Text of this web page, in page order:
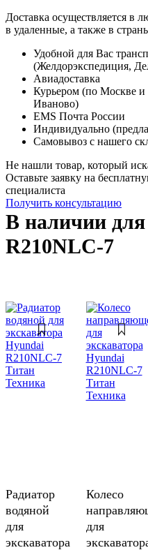
Доставка осуществляется в
в удаленные, а также в
Удобной для Вас
(Желдорэкспедиция,
Авиадоставка
Курьером (по Москве и
Иваново)
EMS Почта России
Индивидуально
Самовывоз с нашего
Не нашли товар, который
Оставьте заявку на
специалиста
Получить консультацию
В наличии
R210NLC-7
Радиатор
водяной
для
экскаватора
Колесо
для